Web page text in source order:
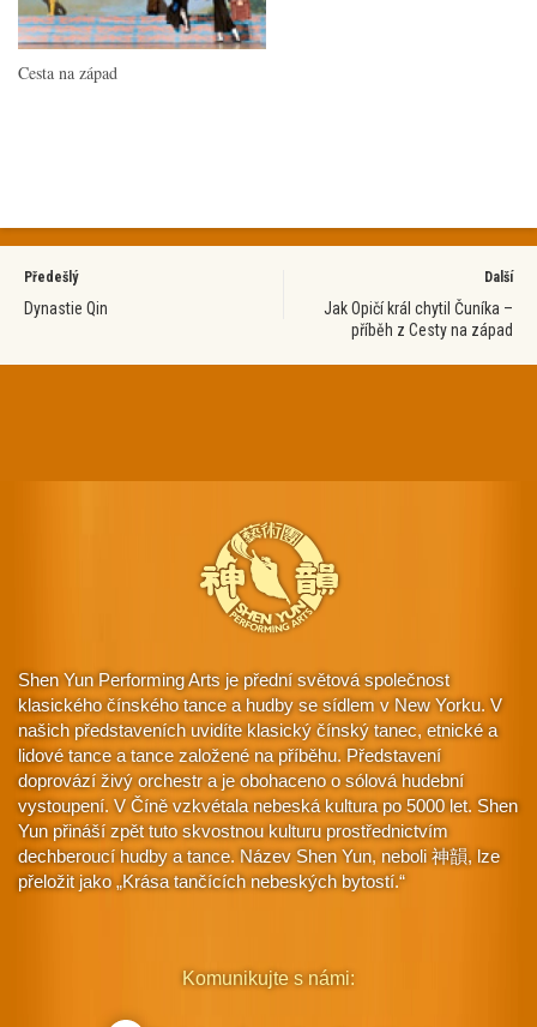
Cesta na západ
Předešlý
Dynastie Qin
Další
Jak Opičí král chytil Čuníka –
příběh z Cesty na západ
Shen Yun Performing Arts je přední světová společnost
klasického čínského tance a hudby se sídlem v New Yorku. V
našich představeních uvidíte klasický čínský tanec, etnické a
lidové tance a tance založené na příběhu. Představení
doprovází živý orchestr a je obohaceno o sólová hudební
vystoupení. V Číně vzkvétala nebeská kultura po 5000 let. Shen
Yun přináší zpět tuto skvostnou kulturu prostřednictvím
dechberoucí hudby a tance. Název Shen Yun, neboli 神韻, lze
přeložit jako „Krása tančících nebeských bytostí.“
Komunikujte s námi: